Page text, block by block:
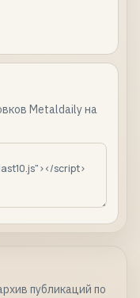
Metaldaily на
публикаций по